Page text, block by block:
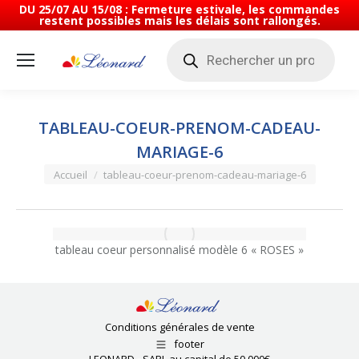
DU 25/07 AU 15/08 : Fermeture estivale, les commandes
restent possibles mais les délais sont rallongés.
produits
TABLEAU-COEUR-PRENOM-CADEAU-
MARIAGE-6
Vous êtes ici :
Accueil tableau-coeur-prenom-cadeau-mariage-6
tableau coeur personnalisé modèle 6 « ROSES »
Conditions générales de vente
footer